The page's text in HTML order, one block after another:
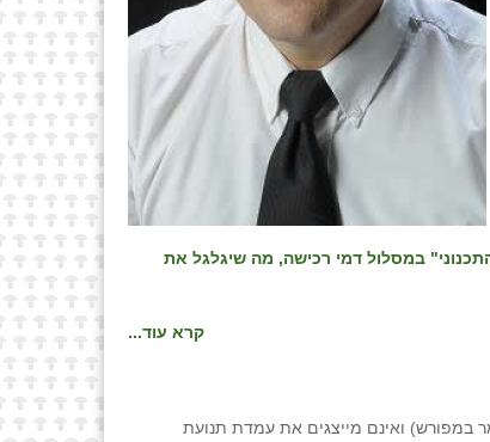
במסלול דמי רכישה, מה שיגלגל את
קרא עוד...
במפורש) ואינם מייצגים את עמדת תנועת